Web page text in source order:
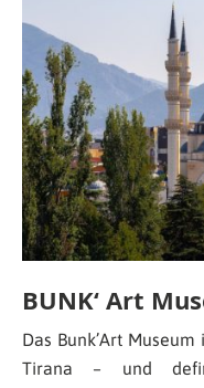
BUNK‘ Art
Das Bunk’Art
Tirana – und